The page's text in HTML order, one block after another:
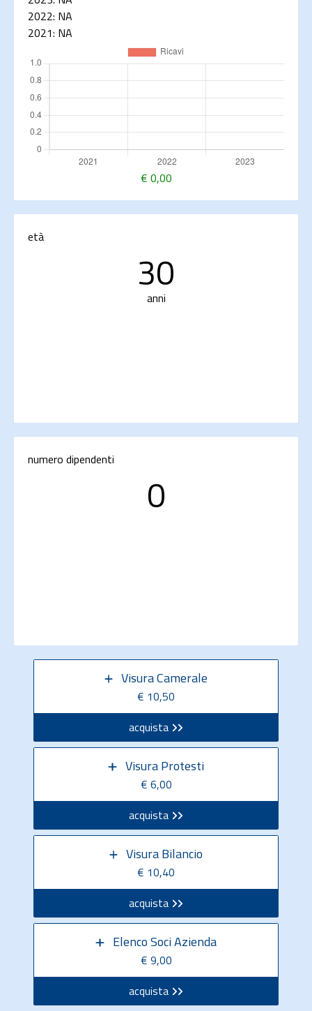
2022: NA
2021: NA
€ 0,00
età
30
anni
numero dipendenti
0
Visura Camerale
€ 10,50
acquista
Visura Protesti
€ 6,00
acquista
Visura Bilancio
€ 10,40
acquista
Elenco Soci Azienda
€ 9,00
acquista